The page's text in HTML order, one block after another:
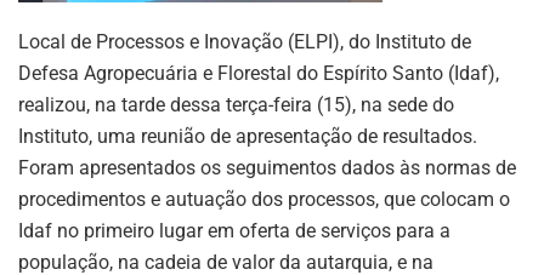
Local de Processos e Inovação (ELPI), do Instituto de
Defesa Agropecuária e Florestal do Espírito Santo (Idaf),
realizou, na tarde dessa terça-feira (15), na sede do
Instituto, uma reunião de apresentação de resultados.
Foram apresentados os seguimentos dados às normas de
procedimentos e autuação dos processos, que colocam o
Idaf no primeiro lugar em oferta de serviços para a
população, na cadeia de valor da autarquia, e na